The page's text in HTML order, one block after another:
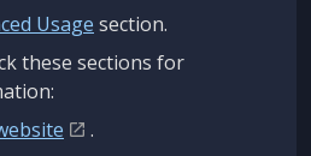
Usage section.
these sections for
.